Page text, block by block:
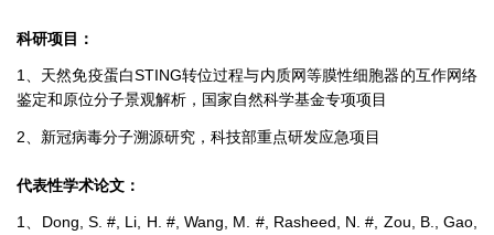
科研项目：
1、天然免疫蛋白STING转位过程与内质网等膜性细胞器的互作网络
鉴定和原位分子景观解析，国家自然科学基金专项项目
2、新冠病毒分子溯源研究，科技部重点研发应急项目
代表性学术论文：
1、Dong, S. #, Li, H. #, Wang, M. #, Rasheed, N. #, Zou, B., Gao,